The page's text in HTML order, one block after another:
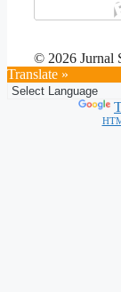
© 2026 Jurnal
Translate »